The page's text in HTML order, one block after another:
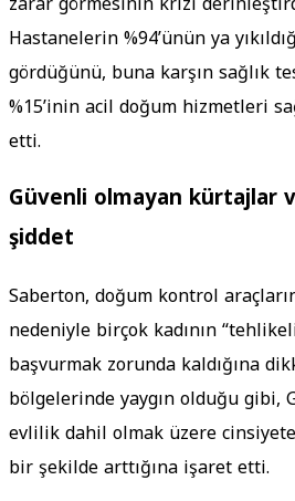
Hastanelerin %94’ünün ya
gördüğünü, buna karşın sağlık
%15’inin acil doğum hizmetleri
etti.
Güvenli olmayan kürtajlar
şiddet
Saberton, doğum kontrol
nedeniyle birçok kadının
başvurmak zorunda kaldığına
bölgelerinde yaygın olduğu gibi,
evlilik dahil olmak üzere
bir şekilde arttığına işaret etti.